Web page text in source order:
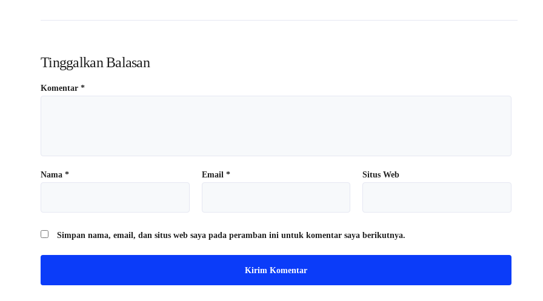
Tinggalkan Balasan
Komentar *
Nama * Email * Situs Web
Simpan nama, email, dan situs web saya pada peramban ini untuk komentar saya berikutnya.